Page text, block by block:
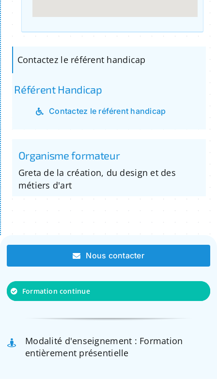
Contactez le référent handicap
Référent Handicap
Contactez le référent handicap
Organisme formateur
Greta de la création, du design et des
métiers d'art
Nous contacter
Formation continue
Modalité d'enseignement : Formation
entièrement présentielle